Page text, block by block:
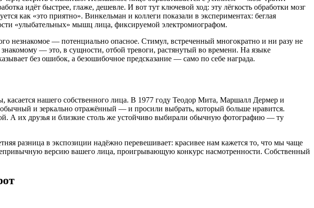
идёт быстрее, глаже, дешевле. И вот тут ключевой ход: эту лёгкость обработки мозг
как «это приятно». Винкельман и коллеги показали в экспериментах: беглая
«улыбательных» мышц лица, фиксируемой электромиографом.
незнакомое — потенциально опасное. Стимул, встреченный многократно и ни разу не
— это, в сущности, отбой тревоги, растянутый во времени. На языке
без ошибок, а безошибочное предсказание — само по себе награда.
касается нашего собственного лица. В 1977 году Теодор Мита, Маршалл Дермер и
и зеркально отражённый — и просили выбрать, который больше нравится.
А их друзья и близкие столь же устойчиво выбирали обычную фотографию — ту
разница в экспозиции надёжно перевешивает: красивее нам кажется то, что мы чаще
версию вашего лица, проигрывающую конкурс насмотренности. Собственный